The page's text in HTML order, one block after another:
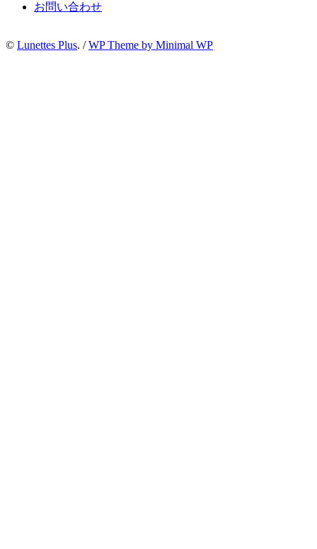
お問い合わせ
© Lunettes Plus. /WP Theme by Minimal WP